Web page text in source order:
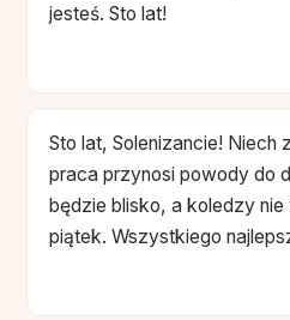
jesteś. Sto lat!
Sto lat, Solenizancie! Niech
praca przynosi powody do
będzie blisko, a koledzy
piątek. Wszystkiego